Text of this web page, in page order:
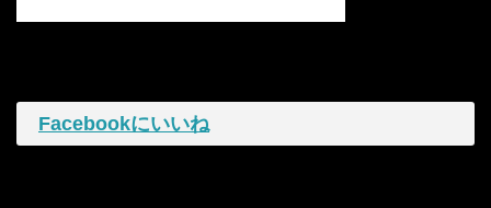
Facebookにいいね